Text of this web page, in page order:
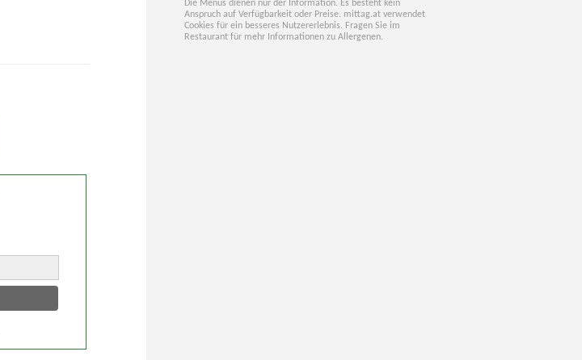
Die Menüs dienen nur der Information. Es besteht kein
Anspruch auf Verfügbarkeit oder Preise. mittag.at verwendet
Cookies für ein besseres Nutzererlebnis. Fragen Sie im
Restaurant für mehr Informationen zu Allergenen.